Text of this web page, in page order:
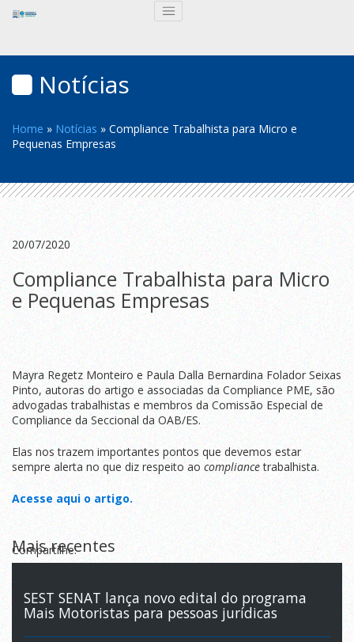
Notícias
Home » Notícias » Compliance Trabalhista para Micro e
Pequenas Empresas
20/07/2020
Compliance Trabalhista para Micro
e Pequenas Empresas
Mayra Regetz Monteiro e Paula Dalla Bernardina Folador Seixas
Pinto, autoras do artigo e associadas da Compliance PME, são
advogadas trabalhistas e membros da Comissão Especial de
Compliance da Seccional da OAB/ES.
Elas nos trazem importantes pontos que devemos estar
sempre alerta no que diz respeito aocompliancetrabalhista.
Acesse aqui o artigo.
Compartilhe:
Mais recentes
SEST SENAT lança novo edital do programa
Mais Motoristas para pessoas jurídicas